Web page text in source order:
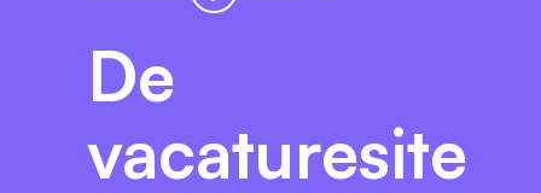
De
vacaturesite